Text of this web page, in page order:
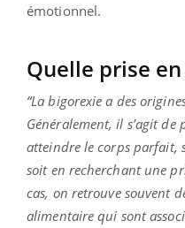
émotionnel.
Quelle prise en
“La bigorexie a des
Généralement, il s’agit
atteindre le corps parfait,
soit en recherchant une
cas, on retrouve souvent
alimentaire qui sont